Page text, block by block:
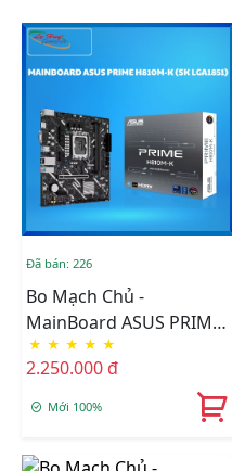
Đã bán: 226
Bo Mạch Chủ -
MainBoard ASUS PRIME
H810M-K DDR5
★ ★ ★ ★ ★
2.250.000 đ
Mới 100%